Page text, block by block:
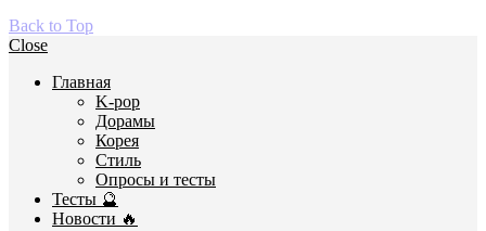
Back to Top
Close
Главная
K-pop
Дорамы
Корея
Стиль
Опросы и тесты
Тесты 🔮
Новости 🔥